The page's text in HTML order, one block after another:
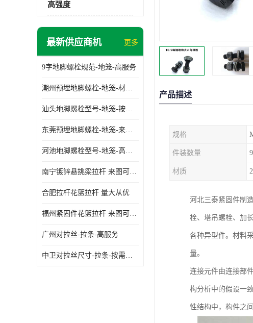
高强度
最新供应商机 更多
9字地脚螺栓规范-地笼-高服务
潮州预埋地脚螺栓-地笼-材质齐全
汕头地脚螺栓型号-地笼-按需定制
东莞预埋地脚螺栓-地笼-来图可定制
河池地脚螺栓型号-地笼-高质量
南宁镀锌悬挑梁拉杆 来图可定制
合肥拉杆花篮拉杆 量大从优
福州紧固件花篮拉杆 来图可定制
广州对拉丝-拉条-高服务
中卫对拉丝尺寸-拉条-按需定制
产品描述
规格
件装数量
材质
河北三泰紧固件制
栓、塔吊螺栓、加
各种异型件。材料
量。
连接元件由连接部
构分析中的假设一
性结构中，构件之